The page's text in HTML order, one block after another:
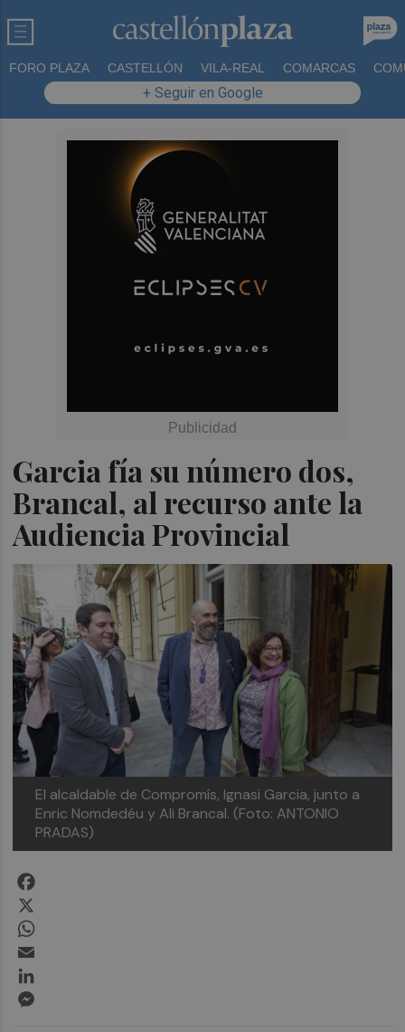
FORO PLAZA CASTELLÓN VILA-REAL COMARCAS
+ Seguir en Google
Garcia fía su número dos,
Brancal, al recurso ante la
Audiencia Provincial
El alcaldable de Compromís, Ignasi Garcia, junto a
Enric Nomdedéu y Ali Brancal. (Foto: ANTONIO
PRADAS)